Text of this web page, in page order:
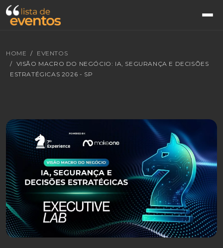
HOME
EVENTOS
VISÃO MACRO DO NEGÓCIO: IA, SEGURANÇA E DECISÕES
ESTRATÉGICAS 2026 - SP